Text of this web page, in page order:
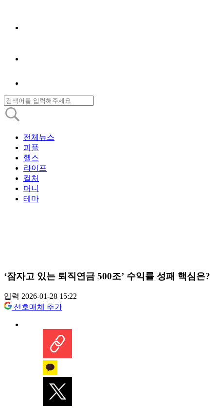
전체뉴스
피플
헬스
라이프
컬처
머니
테마
‘잠자고 있는 퇴직연금 500조’ 수익률 성패 핵심은?
입력 2026-01-28 15:22
선호매체 추가